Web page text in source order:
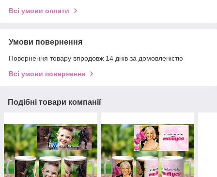
Всі умови оплати
Умови повернення
Повернення товару впродовж 14 днів за домовленістю
Всі умови повернення
Подібні товари компанії